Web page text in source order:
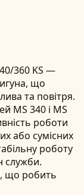
360 KS —
що
та повітря.
MS 340 і MS
роботи
або сумісних
роботу
служби.
що робить